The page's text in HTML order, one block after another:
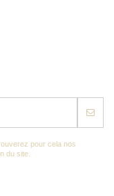
pour cela nos
du site.